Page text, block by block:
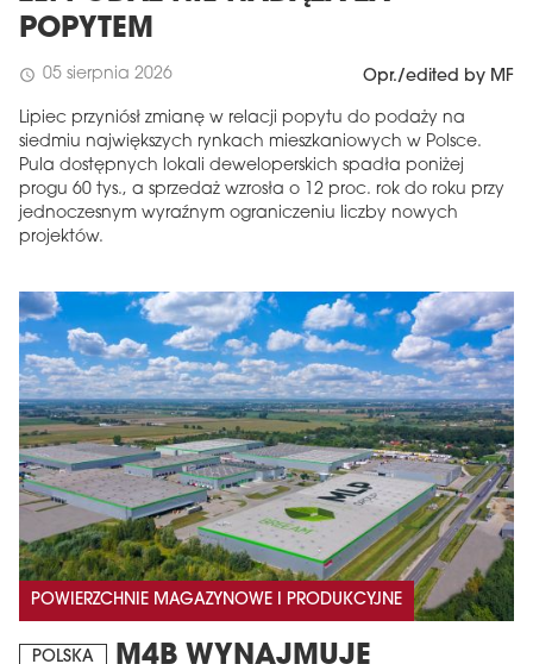
POPYTEM
schedule 05 sierpnia 2026 Opr./edited by MF
Lipiec przyniósł zmianę w relacji popytu do podaży na
siedmiu największych rynkach mieszkaniowych w Polsce.
Pula dostępnych lokali deweloperskich spadła poniżej
progu 60 tys., a sprzedaż wzrosła o 12 proc. rok do roku przy
jednoczesnym wyraźnym ograniczeniu liczby nowych
projektów.
POWIERZCHNIE MAGAZYNOWE I PRODUKCYJNE
POLSKA
M4B WYNAJMUJE